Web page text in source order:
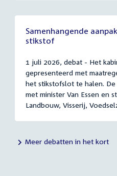
Samenhangende
stikstof
1 juli 2026, debat - Het
gepresenteerd met
het stikstofslot te halen.
met minister Van Essen en
Landbouw, Visserij,
Meer debatten in het kort